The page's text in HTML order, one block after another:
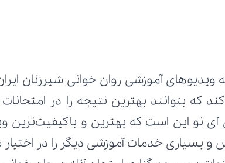
ویدیوهای آموزشی روان‌ خوانی شیرزنان